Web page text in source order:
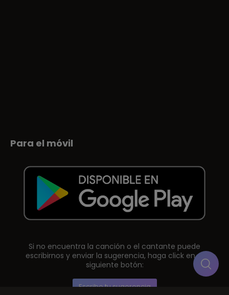
Para el móvil
Si no encuentra la canción o el cantante puede
escribirnos y enviar la sugerencia, haga click en el
siguiente botón:
Escribe tu sugerencia